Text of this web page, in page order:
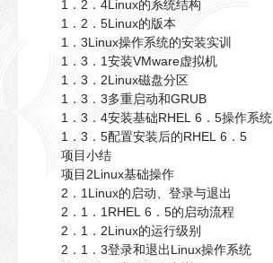
1．2．4Linux的系统结构
1．2．5Linux的版本
1．3Linux操作系统的安装实训
1．3．1安装VMware虚拟机
1．3．2Linux磁盘分区
1．3．3多重启动和GRUB
1．3．4安装基础RHEL 6．5操作系统
1．3．5配置安装后的RHEL 6．5
项目小结
项目2Linux基础操作
2．1Linux的启动、登录与退出
2．1．1RHEL 6．5的启动流程
2．1．2Linux的运行级别
2．1．3登录和退出Linux操作系统